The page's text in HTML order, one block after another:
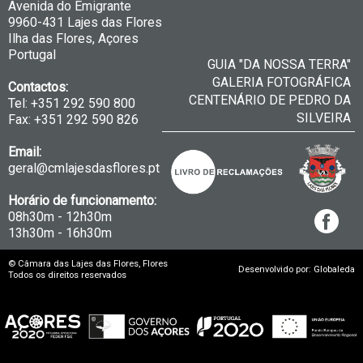
Avenida do Emigrante
9960-431 Lajes das Flores
Ilha das Flores, Açores
Portugal
Contactos:
Tel: +351 292 590 800
Fax: +351 292 590 826
Email:
geral@cmlajesdasflores.pt
Horário de funcionamento:
08h30m - 12h30m
13h30m - 16h30m
GUIA "DA NOSSA TERRA"
GALERIA FOTOGRÁFICA
CENTENÁRIO DE PEDRO DA
SILVEIRA
© Câmara das Lajes das Flores, Flores
Todos os direitos reservados
Desenvolvido por: Globaleda